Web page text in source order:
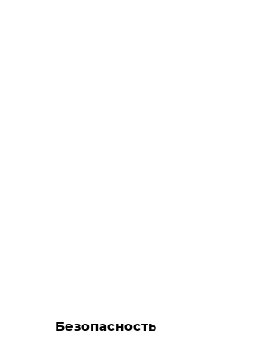
Безопасность